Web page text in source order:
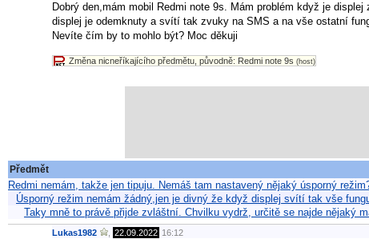
Dobrý den,mám mobil Redmi note 9s. Mám problém když je
displej je odemknuty a svítí tak zvuky na SMS a na vše ostatní
Nevíte čím by to mohlo být? Moc děkuji
Změna nicneříkajícího předmětu, původně: Redmi note 9s (host)
Předmět
Redmi nemám, takže jen tipuju. Nemáš tam nastavený nějaký úsporný
Úsporný režim nemám žádný,jen je divný že když displej svítí tak vše
Taky mně to právě přijde zvláštní. Chvilku vydrž, určitě se najde nějaký
Lukas1982 22.09.2022 16:12